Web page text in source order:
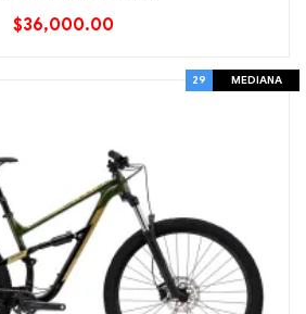
$36,000.00
29 MEDIANA